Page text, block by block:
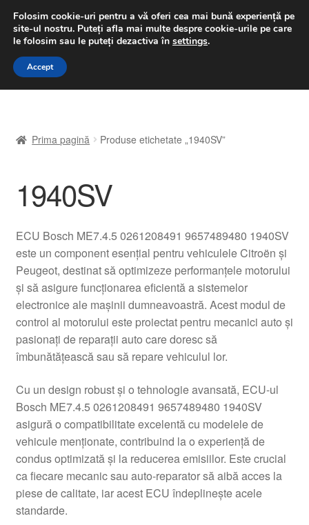
LIVRARE de la 33 lei
luni-vineri 9 a.m. - 4 p.m.031 229 6816
Sari
Sari
A lua legatura
Contul meu
Despre noi
Finalizare comandă
Livrare
Livrare în toată lumea
Plângere
Plățile
Politică de confidențialitate
Procedura de reclamație
Prima pagină Produse etichetate „1940SV”
1940SV
ECU Bosch ME7.4.5 0261208491 9657489480 1940SV
este un component esențial pentru vehiculele Citroën și
Peugeot, destinat să optimizeze performanțele motorului
și să asigure funcționarea eficientă a sistemelor
electronice ale mașinii dumneavoastră. Acest modul de
control al motorului este proiectat pentru mecanici auto și
pasionați de reparații auto care doresc să
îmbunătățească sau să repare vehiculul lor.
Cu un design robust și o tehnologie avansată, ECU-ul
Bosch ME7.4.5 0261208491 9657489480 1940SV
asigură o compatibilitate excelentă cu modelele de
vehicule menționate, contribuind la o experiență de
condus optimizată și la reducerea emisiilor. Este crucial
ca fiecare mecanic sau auto-reparator să aibă acces la
piese de calitate, iar acest ECU îndeplinește acele
standarde.
Folosim cookie-uri pentru a vă oferi cea mai bună experiență pe
site-ul nostru. Puteți afla mai multe despre cookie-urile pe care
le folosim sau le puteți dezactiva în settings.
Accept